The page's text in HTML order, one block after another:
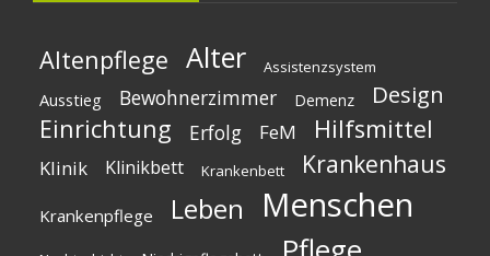
Altenpflege Alter Assistenzsystem
Ausstieg Bewohnerzimmer Demenz Design
Einrichtung Erfolg FeM Hilfsmittel
Klinik Klinikbett Krankenbett Krankenhaus
Krankenpflege Leben Menschen